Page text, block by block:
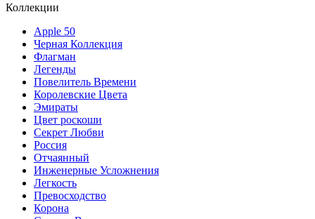
Коллекции
Apple 50
Черная Коллекция
Флагман
Легенды
Повелитель Времени
Королевские Цвета
Эмираты
Цвет роскоши
Секрет Любви
Россия
Отчаянный
Инженерные Усложнения
Легкость
Превосходство
Корона